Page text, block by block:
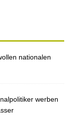
nationalen
werben